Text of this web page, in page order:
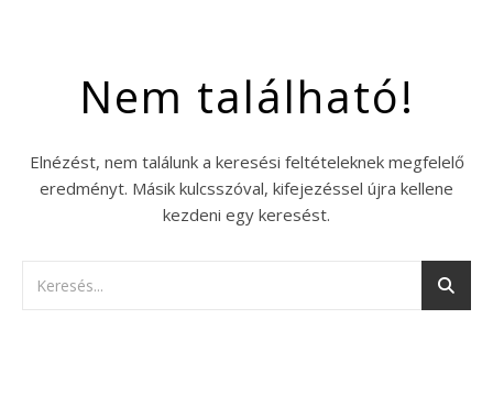
Nem található!
Elnézést, nem találunk a keresési feltételeknek megfelelő
eredményt. Másik kulcsszóval, kifejezéssel újra kellene
kezdeni egy keresést.